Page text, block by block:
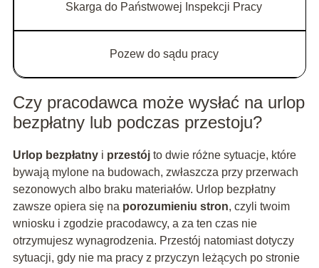
Skarga do Państwowej Inspekcji Pracy
Pozew do sądu pracy
Czy pracodawca może wysłać na urlop
bezpłatny lub podczas przestoju?
Urlop bezpłatnyi przestójto dwie różne sytuacje, które
bywają mylone na budowach, zwłaszcza przy przerwach
sezonowych albo braku materiałów. Urlop bezpłatny
zawsze opiera się na porozumieniu stron, czyli twoim
wniosku i zgodzie pracodawcy, a za ten czas nie
otrzymujesz wynagrodzenia. Przestój natomiast dotyczy
sytuacji, gdy nie ma pracy z przyczyn leżących po stronie